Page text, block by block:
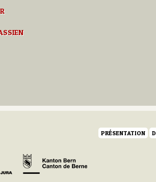
PRÉSENTATION